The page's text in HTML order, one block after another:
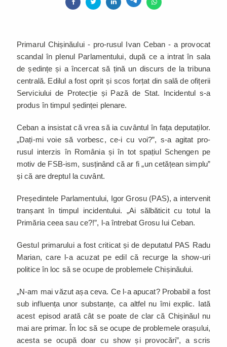
Primarul Chișinăului - pro-rusul Ivan Ceban - a provocat
scandal în plenul Parlamentului, după ce a intrat în sala
de ședințe și a încercat să țină un discurs de la tribuna
centrală. Edilul a fost oprit și scos forțat din sală de ofițerii
Serviciului de Protecție și Pază de Stat. Incidentul s-a
produs în timpul ședinței plenare.
Ceban a insistat că vrea să ia cuvântul în fața deputaților.
„Dați-mi voie să vorbesc, ce-i cu voi?”, s-a agitat pro-
rusul interzis în România și în tot spațiul Schengen pe
motiv de FSB-ism, susținând că ar fi „un cetățean simplu”
și că are dreptul la cuvânt.
Președintele Parlamentului, Igor Grosu (PAS), a intervenit
tranșant în timpul incidentului. „Ai sălbăticit cu totul la
Primăria ceea sau ce?!”, l-a întrebat Grosu lui Ceban.
Gestul primarului a fost criticat și de deputatul PAS Radu
Marian, care l-a acuzat pe edil că recurge la show-uri
politice în loc să se ocupe de problemele Chișinăului.
„N-am mai văzut așa ceva. Ce l-a apucat? Probabil a fost
sub influența unor substanțe, ca altfel nu îmi explic. Iată
acest episod arată cât se poate de clar că Chișinăul nu
mai are primar. În loc să se ocupe de problemele orașului,
acesta se ocupă doar cu show și provocări”, a scris